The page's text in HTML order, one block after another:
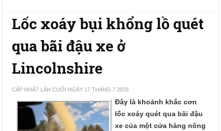
Lốc xoáy bụi khổng lồ quét
qua bãi đậu xe ở
Lincolnshire
CẬP NHẬT LẦN CUỐI NGÀY 17 THÁNG 7 2026
Đây là khoảnh khắc cơn
lốc xoáy quét qua bãi đậu
xe của một cửa hàng nông